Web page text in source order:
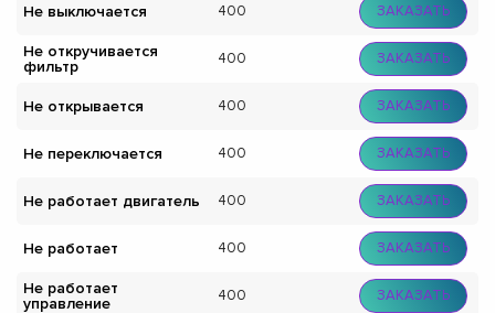
Не выключается 400 ЗАКАЗАТЬ
Не откручивается
фильтр
400 ЗАКАЗАТЬ
Не открывается 400 ЗАКАЗАТЬ
Не переключается 400 ЗАКАЗАТЬ
Не работает двигатель 400 ЗАКАЗАТЬ
Не работает 400 ЗАКАЗАТЬ
Не работает
управление
400 ЗАКАЗАТЬ